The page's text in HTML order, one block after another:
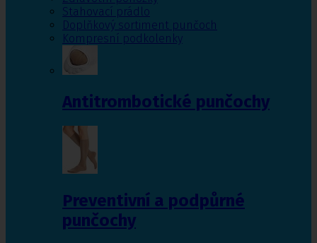
Stahovací prádlo
Doplňkový sortiment punčoch
Kompresní podkolenky
Antitrombotické punčochy
Preventivní a podpůrné
punčochy